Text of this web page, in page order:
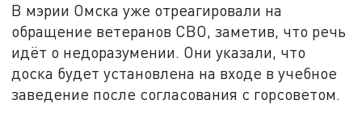
В мэрии Омска уже отреагировали на
обращение ветеранов СВО, заметив, что речь
идёт о недоразумении. Они указали, что
доска будет установлена на входе в учебное
заведение после согласования с горсоветом.